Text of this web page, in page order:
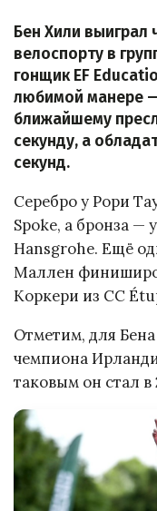
Бен Хили выиграл
велоспорту в
гонщик EF
любимой манере
ближайшему
секунду, а
секунд.
Серебро у Рори
Spoke, а бронза —
Hansgrohe. Ещё
Маллен
Коркери из CC
Отметим, для
чемпиона
таковым он стал в